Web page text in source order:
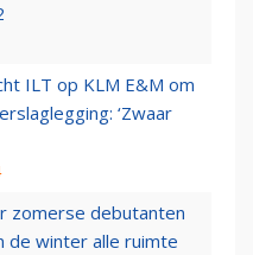
ILT op KLM E&M om
‘Zwaar
zomerse debutanten
de winter alle ruimte